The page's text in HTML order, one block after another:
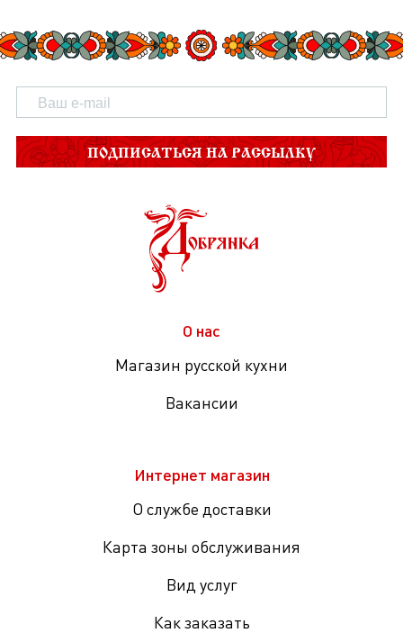
ПОДПИСАТЬСЯ НА РАССЫЛКУ
О нас
Магазин русской кухни
Вакансии
Интернет магазин
О службе доставки
Карта зоны обслуживания
Вид услуг
Как заказать